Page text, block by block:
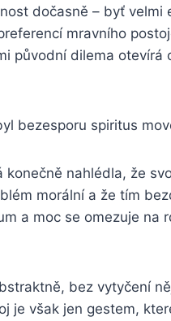
dočasně – byť velmi
mravního
původní dilema otevírá
bezesporu spiritus
nahlédla, že
morální a že tím
a moc se omezuje na
bez vytyčení
je však jen gestem,